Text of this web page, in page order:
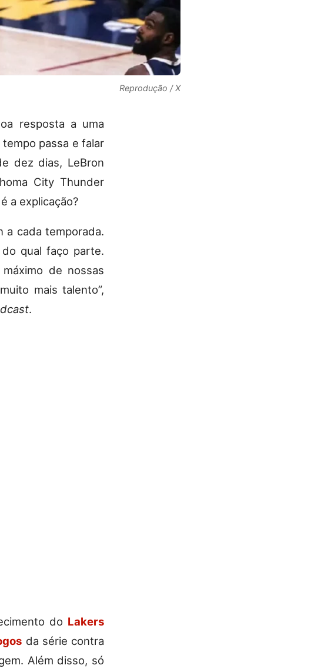
Reprodução / X
resposta a uma
passa e falar
dez dias, LeBron
City Thunder
a explicação?
a cada temporada.
qual faço parte.
de nossas
mais talento”,
.
do Lakers
da série contra
Além disso, só